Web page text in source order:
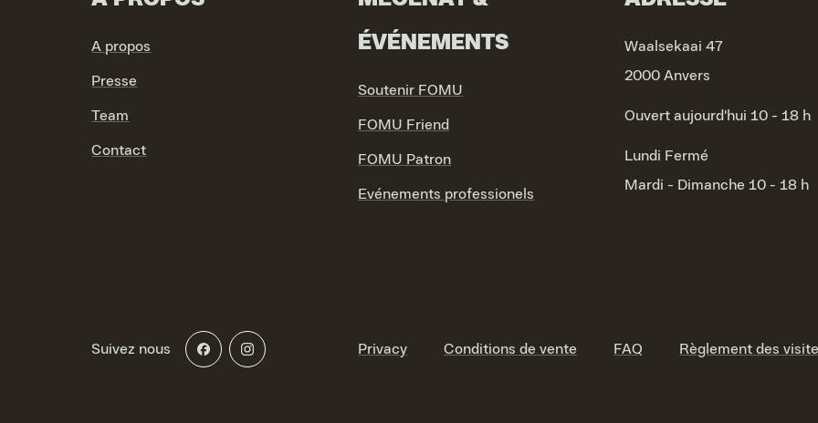
A propos
Presse
Team
Contact
ÉVÉNEMENTS
Soutenir FOMU
FOMU Friend
FOMU Patron
Evénements professionels
Waalsekaai 47
2000 Anvers
Ouvert aujourd'hui 10 - 18 h
Lundi Fermé
Mardi - Dimanche 10 - 18 h
Suivez nous Privacy Conditions de vente FAQ Règlement des